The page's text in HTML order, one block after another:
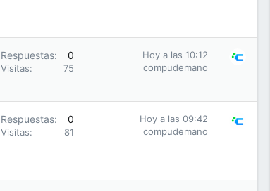
Respuestas 0
Visitas 75
Hoy a las 10:12
compudemano
Respuestas 0
Visitas 81
Hoy a las 09:42
compudemano